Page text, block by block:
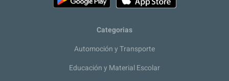
Categorias
Automoción y Transporte
Educación y Material Escolar